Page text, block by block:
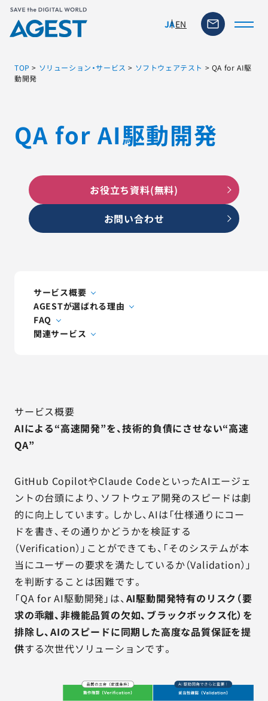
JAEN
ソリューション・サービス
TFACT (AIテストツール)
ニュース
セミナー・イベント
事例紹介
サービスお問い合わせ専用番号
03-6865-4864
（平日9:30〜18:00）
※その他のご連絡は03-5333-1246
TOP > ソリューション・サービス > ソフトウェアテスト > QA for AI駆
動開発
QA for AI駆動開発
お役立ち資料(無料)
お問い合わせ
サービス概要
AGESTが選ばれる理由
FAQ
関連サービス
サービス概要
AIによる“高速開発”を、技術的負債にさせない“高速
QA”
GitHub CopilotやClaude CodeといったAIエージェ
ントの台頭により、ソフトウェア開発のスピードは劇
的に向上しています。しかし、AIは「仕様通りにコー
ドを書き、その通りかどうかを検証する
（Verification）」ことができても、「そのシステムが本
当にユーザーの要求を満たしているか（Validation）」
を判断することは困難です。
「QA for AI駆動開発」は、AI駆動開発特有のリスク（要
求の乖離、非機能品質の欠如、ブラックボックス化）を
排除し、AIのスピードに同期した高度な品質保証を提
供する次世代ソリューションです。